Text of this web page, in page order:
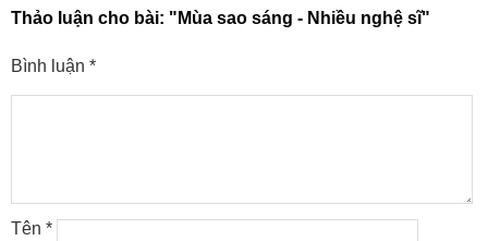
Thảo luận cho bài: "Mùa sao sáng - Nhiều nghệ sĩ"
Bình luận *
Tên *